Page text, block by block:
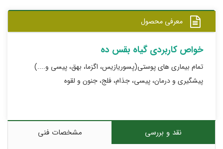
معرفی محصول
خواص کاربردی گیاه بقس ده
تمام بیماری های پوستی(پسوریازیس، اگزما، بهق، پیسی و....)
پیشگیری و درمان، پیسی، جذام، فلج، جنون و لقوه
نقد و بررسی
مشخصات فنی